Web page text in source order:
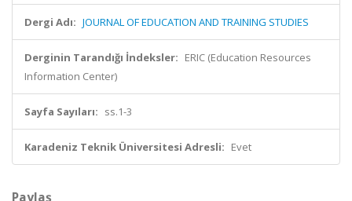
Dergi Adı: JOURNAL OF EDUCATION AND TRAINING STUDIES
Derginin Tarandığı İndeksler: ERIC (Education Resources
Information Center)
Sayfa Sayıları: ss.1-3
Karadeniz Teknik Üniversitesi Adresli: Evet
Paylaş